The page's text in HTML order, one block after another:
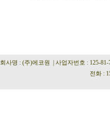
회사명 : (주)에코원 | 사업자번호 : 125-
전화 :